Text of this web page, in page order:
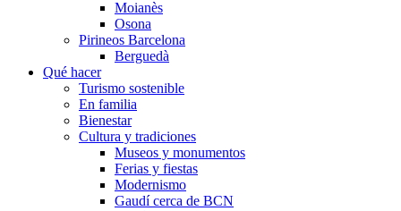
Moianès
Osona
Pirineos Barcelona
Berguedà
Qué hacer
Turismo sostenible
En familia
Bienestar
Cultura y tradiciones
Museos y monumentos
Ferias y fiestas
Modernismo
Gaudí cerca de BCN